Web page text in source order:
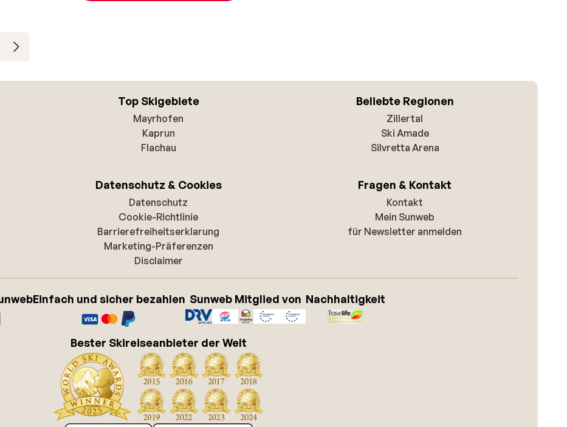
Top Skigebiete
Mayrhofen
Kaprun
Flachau
Beliebte Regionen
Zillertal
Ski Amade
Silvretta Arena
Datenschutz & Cookies
Datenschutz
Cookie-Richtlinie
Barrierefreiheitserklarung
Marketing-Präferenzen
Disclaimer
Fragen & Kontakt
Kontakt
Mein Sunweb
für Newsletter anmelden
Einfach und sicher bezahlen Sunweb Mitglied von Nachhaltigkeit
Bester Skireiseanbieter der Welt